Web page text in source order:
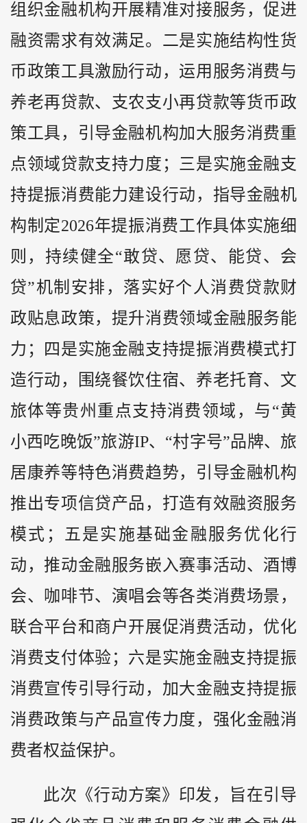
组织金融机构开展精准对接服务，促进
融资需求有效满足。二是实施结构性货
币政策工具激励行动，运用服务消费与
养老再贷款、支农支小再贷款等货币政
策工具，引导金融机构加大服务消费重
点领域贷款支持力度；三是实施金融支
持提振消费能力建设行动，指导金融机
构制定2026年提振消费工作具体实施细
则，持续健全“敢贷、愿贷、能贷、会
贷”机制安排，落实好个人消费贷款财
政贴息政策，提升消费领域金融服务能
力；四是实施金融支持提振消费模式打
造行动，围绕餐饮住宿、养老托育、文
旅体等贵州重点支持消费领域，与“黄
小西吃晚饭”旅游IP、“村字号”品牌、旅
居康养等特色消费趋势，引导金融机构
推出专项信贷产品，打造有效融资服务
模式；五是实施基础金融服务优化行
动，推动金融服务嵌入赛事活动、酒博
会、咖啡节、演唱会等各类消费场景，
联合平台和商户开展促消费活动，优化
消费支付体验；六是实施金融支持提振
消费宣传引导行动，加大金融支持提振
消费政策与产品宣传力度，强化金融消
费者权益保护。
此次《行动方案》印发，旨在引导